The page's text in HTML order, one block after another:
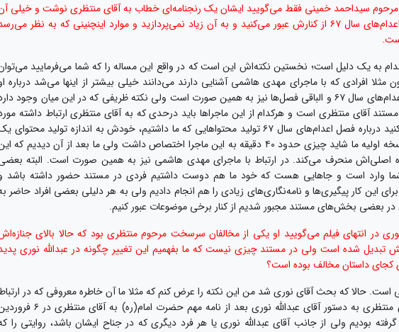
مرحوم سیداحمد خمینی فقط می‌گویید ایشان یک رنجنامه‌ای خطاب به آقای منتظری نوشت و خیلی
را باز نمی‌کنید یا در ارتباط با اعدام‌های سال ۶۷ از کنارش عبور می‌کنید و به آن زیاد نمی‌پردازید و موارد اینچنینی که به نظر
به یک دلیل است؛ نخستین نکته‌اش این است که در واقع این مساله را که شما می‌فرمایید
افرادی که با ماجرای مهدی هاشمی آشنایی دارند می‌دانند خیلی بیشتر از اینها می‌شد درباره
صحبت کرد، فصل مربوط به اعدام‌های سال ۶۷ و الباقی فصل‌ها نیز به همین صورت است ولی نکته ظریفی که در این میان وجود
آقای منتظری است و هرکدام از این ماجراها باید درحدی که به آقای منتظری ارتباط داشته
بررسی قرار بگیرد. مثلا فرض کنید درباره فصل اعدام‌‌های سال ۶۷ تولید محتواهایی که ما داشتیم، خودش به اندازه تولید محتوای
مستند مستقل هست و در نسخه اولیه ما شاید چیزی حدود ۴۰ دقیقه به این ماجرا اختصاص داشت ولی ما بعد از آن دیدیم که
اصلی‌اش منحرف می‌کند. در ارتباط با ماجرای مهدی هاشمی نیز به همین صورت است. البته
است و جاهایی هست که خود ما هم دوست داشتیم فردی در مستند حضور داشته باشد
این کار پیگیری‌ها و نامه‌نگاری‌های زیادی را هم انجام دادیم ولی به هر دلیلی بعضی افراد حاضر
بعضی بخش‌های مستند مجبور شدیم از کنار برخی موضوعات عبور کنیم.
نوری در انتهای فیلم می‌گویید او یکی از مخالفان سرسخت مرحوم منتظری بود که حالا بالای
تبدیل شده است ولی در مستند چیزی نیست که ما بفهمیم این تغییر چگونه در عبدالله نوری
کجای داستان مخالف بوده است؟
است. حالا که بحث آقای نوری شد من این نکته را عرض کنم که مثلا ما آن خاطره معروفی که در
با خراب کردن دیوار بیت آقای منتظری به دستور آقای عبدالله نوری بعد از نامه مهم حضرت امام(ره) به آقای
گرفته بودیم ولی از جانب آقای عبدالله نوری یا هر فرد دیگری که در جناح ایشان باشد، روایتی را